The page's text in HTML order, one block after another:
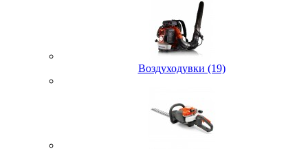
Воздуходувки (19)